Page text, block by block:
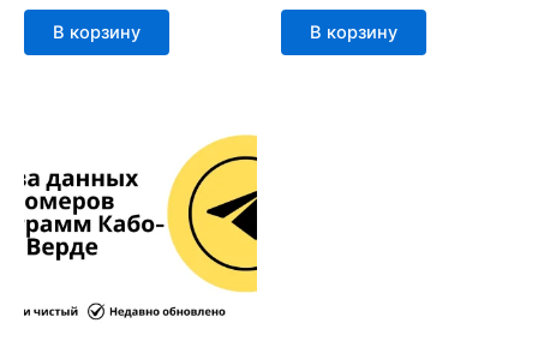
В корзину В корзину